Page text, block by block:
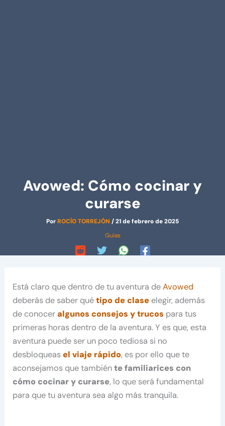
Avowed: Cómo cocinar y
curarse
PorROCÍO TORREJÓN /21 de febrero de 2025
Guías
Está claro que dentro de tu aventura deAvowed
deberás de saber quétipo de clase elegir, además
de conoceralgunos consejos y trucos para tus
primeras horas dentro de la aventura. Y es que, esta
aventura puede ser un poco tediosa si no
desbloqueasel viaje rápido, es por ello que te
aconsejamos que tambiénte familiarices con
cómo cocinar y curarse, lo que será fundamental
para que tu aventura sea algo más tranquila.